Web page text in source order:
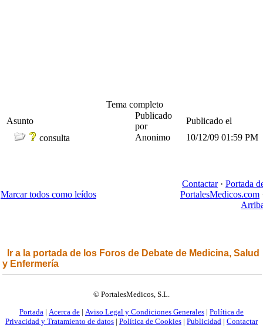
Tema completo
Asunto
Publicado
por
Publicado el
consulta
Anonimo 10/12/09 01:59 PM
Marcar todos como leídos
Contactar· Portada
PortalesMedicos.com
Ir a la portada de los Foros de Debate de Medicina, Salud
y Enfermería
© PortalesMedicos, S.L.
Portada | Acerca de | Aviso Legal y Condiciones Generales | Política de
Privacidad y Tratamiento de datos | Política de Cookies | Publicidad | Contactar